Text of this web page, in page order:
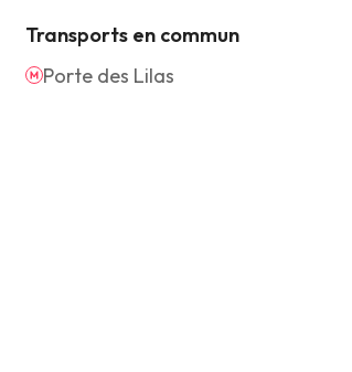
Transports en commun
Porte des Lilas